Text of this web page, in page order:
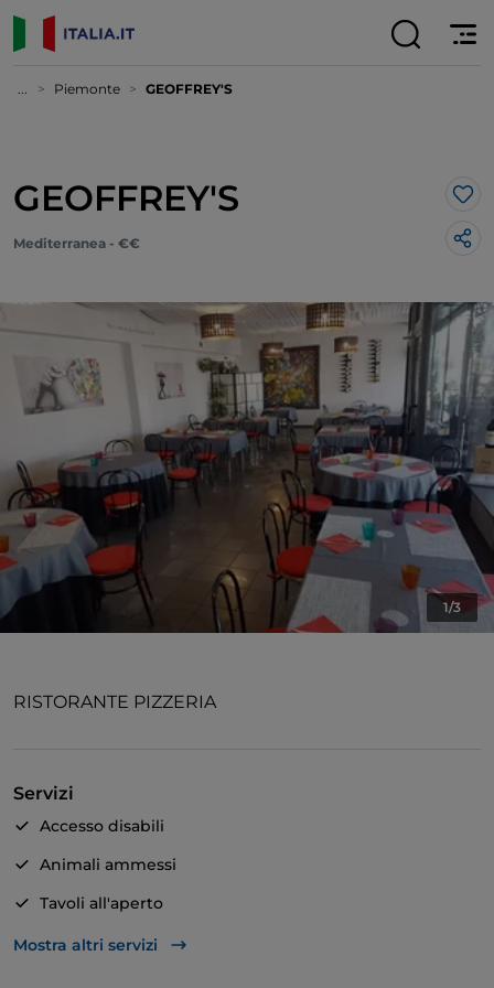
... Piemonte GEOFFREY'S
GEOFFREY'S
Mediterranea - €€
1/3
RISTORANTE PIZZERIA
Servizi
Accesso disabili
Animali ammessi
Tavoli all'aperto
Asporto
Mostra altri servizi